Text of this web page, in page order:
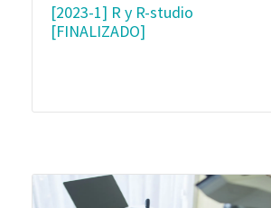
[2023-1] R y R-studio
[FINALIZADO]